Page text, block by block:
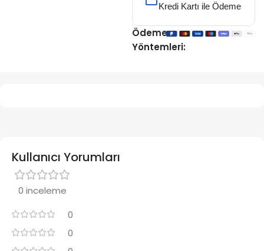
Kredi Kartı ile Ödeme
Ödeme
Yöntemleri:
Kullanıcı Yorumları
0 inceleme
0
0